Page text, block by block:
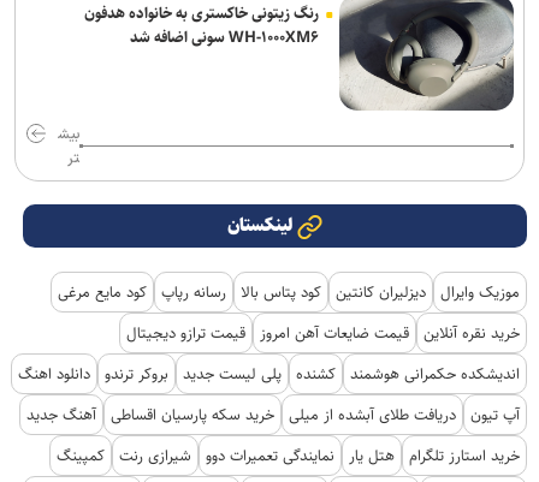
رنگ زیتونی خاکستری به خانواده هدفون
WH-۱۰۰۰XM۶ سونی اضافه شد
بیش
تر
لینکستان
موزیک وایرال دیزلیران کانتین کود پتاس بالا رسانه رپاپ کود مایع مرغی
خرید نقره آنلاین قیمت ضایعات آهن امروز
قیمت ترازو دیجیتال
اندیشکده حکمرانی هوشمند کشنده پلی لیست جدید بروکر ترندو دانلود اهنگ
آپ تیون دریافت طلای آبشده از میلی خرید سکه پارسیان اقساطی آهنگ جدید
خرید استارز تلگرام هتل یار نمایندگی تعمیرات دوو شیرازی رنت کمپینگ